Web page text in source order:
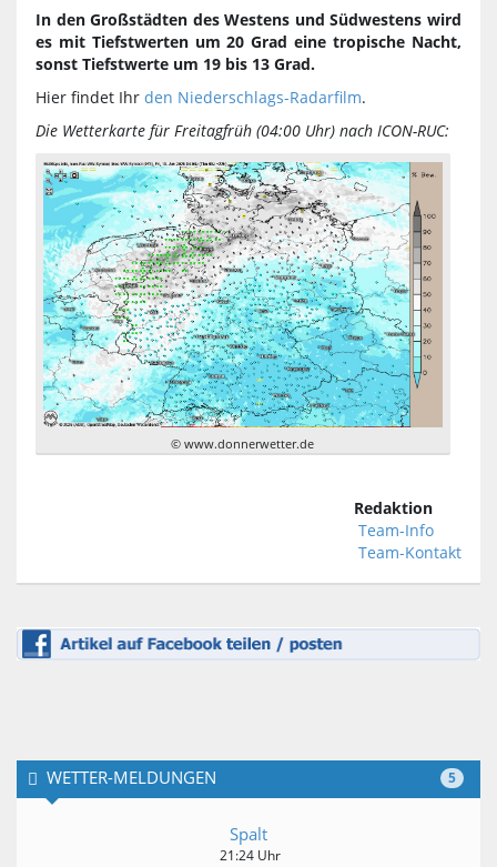
In den Großstädten des Westens und Südwestens wird
es mit Tiefstwerten um 20 Grad eine tropische Nacht,
sonst Tiefstwerte um 19 bis 13 Grad.
Hier findet Ihr den Niederschlags-Radarfilm.
Die Wetterkarte für Freitagfrüh (04:00 Uhr) nach ICON-RUC:
© www.donnerwetter.de
Redaktion
Team-Info
Team-Kontakt
5
WETTER-MELDUNGEN
Spalt
21:24 Uhr